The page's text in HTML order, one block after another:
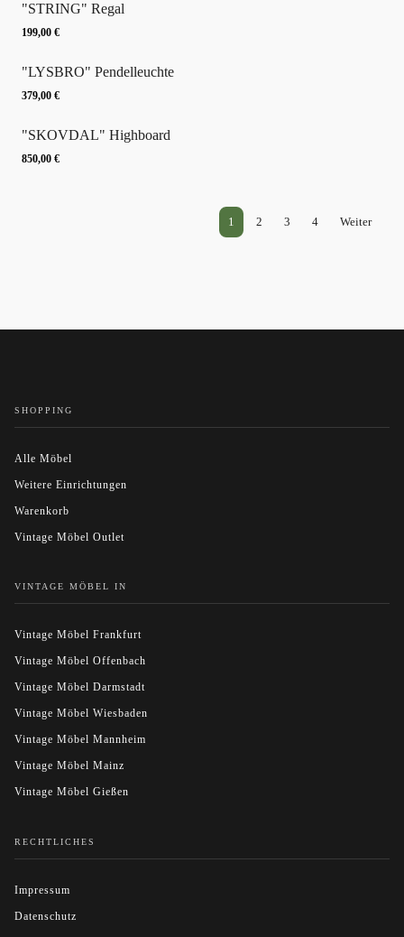
"STRING" Regal
199,00 €
"LYSBRO" Pendelleuchte
379,00 €
"SKOVDAL" Highboard
850,00 €
1 2 3 4 Weiter
SHOPPING
Alle Möbel
Weitere Einrichtungen
Warenkorb
Vintage Möbel Outlet
VINTAGE MÖBEL IN
Vintage Möbel Frankfurt
Vintage Möbel Offenbach
Vintage Möbel Darmstadt
Vintage Möbel Wiesbaden
Vintage Möbel Mannheim
Vintage Möbel Mainz
Vintage Möbel Gießen
RECHTLICHES
Impressum
Datenschutz